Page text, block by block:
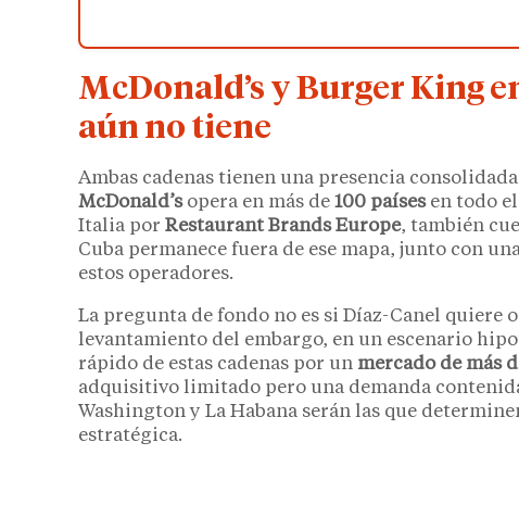
McDonald’s y Burger King
aún no tiene
Ambas cadenas tienen una presencia
McDonald’sopera en más de 100 paísesen todo
Italia por Restaurant Brands Europe, también
Cuba permanece fuera de ese mapa, junto con
estos operadores.
La pregunta de fondo no es si Díaz-Canel quiere o
levantamiento del embargo, en un escenario
rápido de estas cadenas por un mercado de más
adquisitivo limitado pero una demanda
Washington y La Habana serán las que
estratégica.